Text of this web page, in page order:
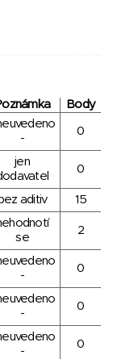
Body
-
0
jen
0
bez aditiv 15
se
2
-
0
-
0
-
0